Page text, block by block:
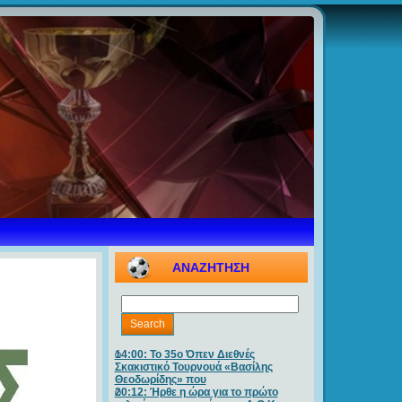
ΑΝΑΖΗΤΗΣΗ
14:00: Το 35ο Όπεν Διεθνές
Σκακιστικό Τουρνουά «Βασίλης
Θεοδωρίδης» που
20:12: Ήρθε η ώρα για το πρώτο